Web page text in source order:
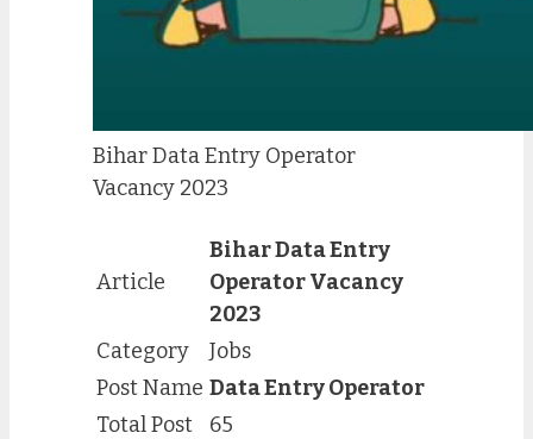
Bihar Data Entry Operator
Vacancy 2023
Article
Bihar Data Entry
Operator Vacancy
2023
Category
Jobs
Post Name Data Entry Operator
Total Post
65